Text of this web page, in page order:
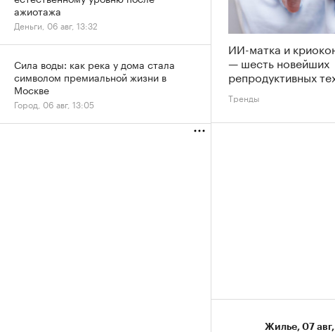
ИИ-матка и
— шесть новейших
репродуктивных
Тренды
Жилье⁠, 07
ажиотажа
Деньги, 06 авг, 13:32
Сила воды: как река у дома стала
символом премиальной жизни в
Москве
Город, 06 авг, 13:05